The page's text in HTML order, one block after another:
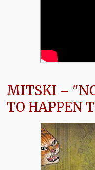
MITSKI –
TO HAPPEN